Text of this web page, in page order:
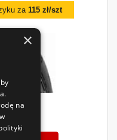
za 115 zł/szt
/szt.
×
na